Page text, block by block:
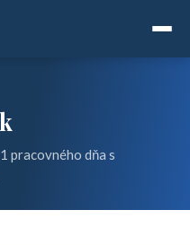
pracovného dňa s